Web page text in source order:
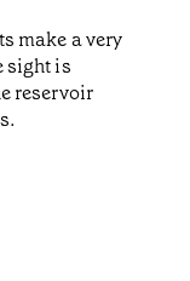
make a very
sight is
reservoir